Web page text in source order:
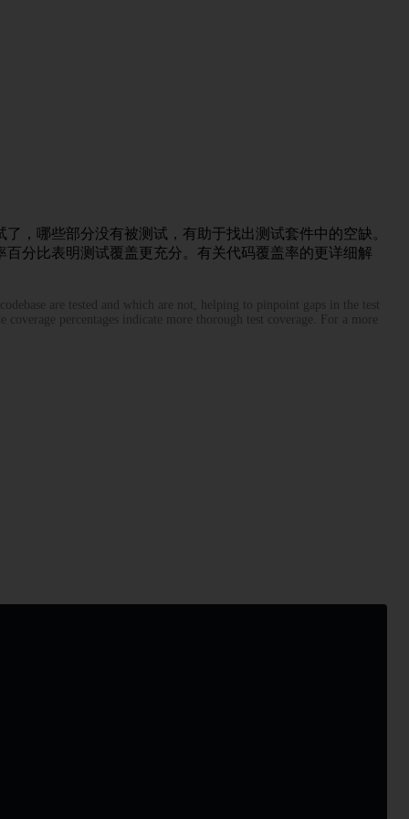
，哪些部分没有被测试，有助于找出测试套件中的空缺。
分比表明测试覆盖更充分。有关代码覆盖率的更详细解
are tested and which are not, helping to pinpoint gaps in the test
percentages indicate more thorough test coverage. For a more